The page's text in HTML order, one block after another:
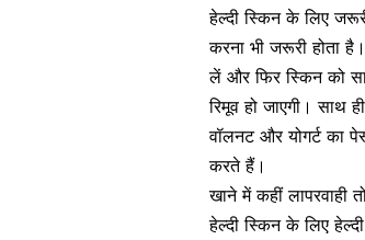
हेल्दी स्किन के लिए
करना भी जरूरी होता
लें और फिर स्किन को
रिमूव हो जाएगी। साथ
वॉलनट और योगर्ट का
करते हैं।
खाने में कहीं लापरवाही
हेल्दी स्किन के लिए